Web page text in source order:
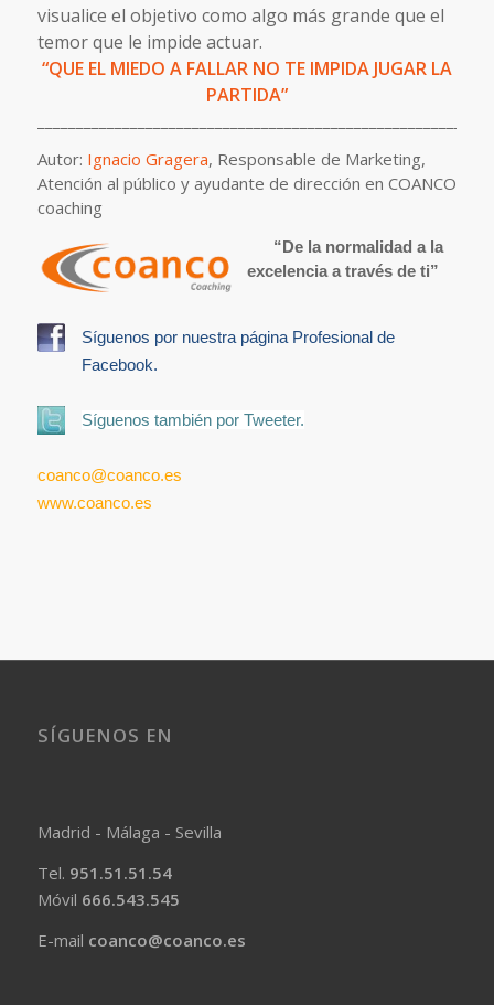
visualice el objetivo como algo más grande que el
temor que le impide actuar.
“QUE EL MIEDO A FALLAR NO TE IMPIDA JUGAR LA
PARTIDA”
Autor: Ignacio Gragera, Responsable de Marketing,
Atención al público y ayudante de dirección en COANCO
coaching
“De la normalidad a la
excelencia a través de ti”
Síguenos por nuestra página Profesional de
Facebook.
Síguenos también por Tweeter.
coanco@coanco.es
www.coanco.es
SÍGUENOS EN
Madrid - Málaga - Sevilla
Tel. 951.51.51.54
Móvil 666.543.545
E-mail coanco@coanco.es